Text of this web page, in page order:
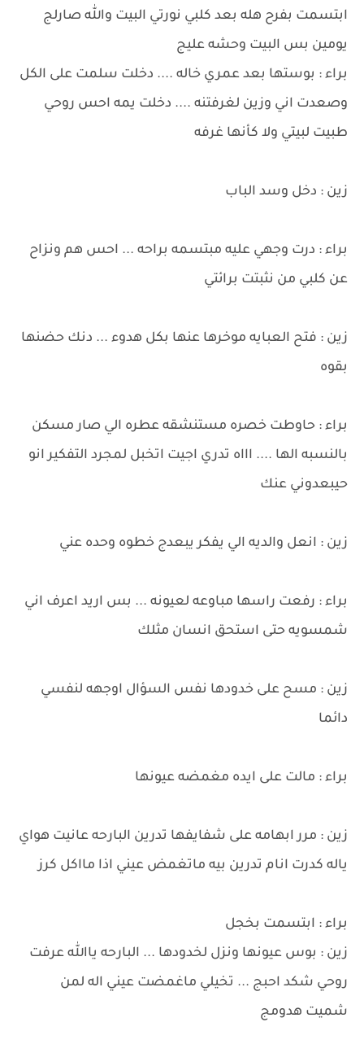
ابتسمت بفرح هله بعد كلبي نورتي البيت والله صارلج
يومين بس البيت وحشه عليج
براء : بوستها بعد عمري خاله .... دخلت سلمت على الكل
وصعدت اني وزين لغرفتنه .... دخلت يمه احس روحي
طبيت لبيتي ولا كأنها غرفه
زين : دخل وسد الباب
براء : درت وجهي عليه مبتسمه براحه ... احس هم ونزاح
عن كلبي من نثبتت برائتي
زين : فتح العبايه موخرها عنها بكل هدوء ... دنك حضنها
بقوه
براء : حاوطت خصره مستنشقه عطره الي صار مسكن
بالنسبه الها .... اااه تدري اجيت اتخبل لمجرد التفكير انو
حيبعدوني عنك
زين : انعل والديه الي يفكر يبعدج خطوه وحده عني
براء : رفعت راسها مباوعه لعيونه ... بس اريد اعرف اني
شمسويه حتى استحق انسان مثلك
زين : مسح على خدودها نفس السؤال اوجهه لنفسي
دائما
براء : مالت على ايده مغمضه عيونها
زين : مرر ابهامه على شفايفها تدرين البارحه عانيت هواي
ياله كدرت انام تدرين بيه ماتغمض عيني اذا مااكل كرز
براء : ابتسمت بخجل
زين : بوس عيونها ونزل لخدودها ... البارحه ياالله عرفت
روحي شكد احبج ... تخيلي ماغمضت عيني اله لمن
شميت هدومج